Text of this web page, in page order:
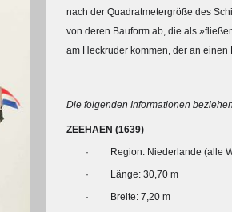
1794
Details der historischen Rheinkarte
Chronologie der deutsch-
nach der Quadratmetergröße des
von deren Bauform ab, die als
am Heckruder kommen, der an einen
Die folgenden Informationen
ZEEHAEN (1639)
· Region: Niederlande (alle
· Länge: 30,70 m
· Breite: 7,20 m